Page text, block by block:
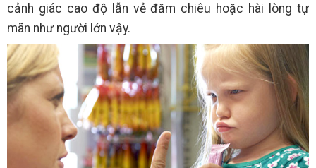
cảnh giác cao độ lẫn vẻ đăm chiêu hoặc hài lòng tự
mãn như người lớn vậy.